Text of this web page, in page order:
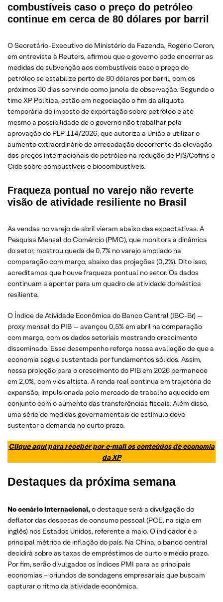
combustíveis caso o preço do petróleo
continue em cerca de 80 dólares por barril
O Secretário-Executivo do Ministério da Fazenda, Rogério Ceron,
em entrevista à Reuters, afirmou que o governo pode encerrar as
medidas de subvenção aos combustíveis caso o preço do
petróleo se estabilize perto de 80 dólares por barril, com os
próximos 30 dias servindo como janela de observação. Segundo o
time XP Política, estão em negociação o fim da alíquota
temporária do imposto de exportação sobre petróleo e até
mesmo a possibilidade de o governo não trabalhar pela
aprovação do PLP 114/2026, que autoriza a União a utilizar o
aumento extraordinário de arrecadação decorrente da elevação
dos preços internacionais do petróleo na redução de PIS/Cofins e
Cide sobre combustíveis e biocombustíveis.
Fraqueza pontual no varejo não reverte
visão de atividade resiliente no Brasil
As vendas no varejo de abril vieram abaixo das expectativas. A
Pesquisa Mensal do Comércio (PMC), que monitora a dinâmica
do setor, mostrou queda de 0,7% no varejo ampliado na
comparação com março, abaixo das projeções (0,2%). Dito isso,
acreditamos que houve fraqueza pontual no setor. Os dados
continuam a apontar para um quadro de atividade doméstica
resiliente.
O Índice de Atividade Econômica do Banco Central (IBC-Br) —
proxy mensal do PIB — avançou 0,5% em abril na comparação
com março, com os dados setoriais mostrando crescimento
disseminado. Esse desempenho reforça nossa avaliação de que a
economia segue sustentada por fundamentos sólidos. Assim,
nossa projeção para o crescimento do PIB em 2026 permanece
em 2,0%, com viés altista. A renda real continua em trajetória de
expansão, impulsionada pelo mercado de trabalho aquecido em
conjunto com o aumento das transferências fiscais. Além disso,
uma série de medidas governamentais de estímulo deve
sustentar a demanda no curto prazo.
Clique aqui para receber por e-mail os conteúdos de economia
da XP
Destaques da próxima semana
No cenário internacional,o destaque será a divulgação do
deflator das despesas de consumo pessoal (PCE, na sigla em
inglês) nos Estados Unidos, referente a maio. O indicador é a
principal métrica de inflação do país. Na China, o banco central
decidirá sobre as taxas de empréstimos de curto e médio prazo.
Por fim, serão divulgados os índices PMI para as principais
economias – oriundos de sondagens empresariais que buscam
capturar o ritmo da atividade econômica.